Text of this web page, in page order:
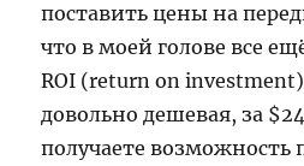
поставить цены на
что в моей голове все
ROI (return on
довольно дешевая, за
получаете